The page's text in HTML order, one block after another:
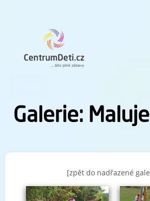
Galerie:
[zpět do nadřazené